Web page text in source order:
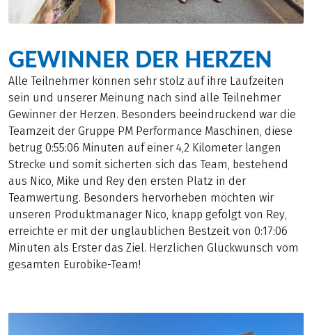
GEWINNER DER HERZEN
Alle Teilnehmer können sehr stolz auf ihre Laufzeiten
sein und unserer Meinung nach sind alle Teilnehmer
Gewinner der Herzen. Besonders beeindruckend war die
Teamzeit der Gruppe PM Performance Maschinen, diese
betrug 0:55:06 Minuten auf einer 4,2 Kilometer langen
Strecke und somit sicherten sich das Team, bestehend
aus Nico, Mike und Rey den ersten Platz in der
Teamwertung. Besonders hervorheben möchten wir
unseren Produktmanager Nico, knapp gefolgt von Rey,
erreichte er mit der unglaublichen Bestzeit von 0:17:06
Minuten als Erster das Ziel. Herzlichen Glückwunsch vom
gesamten Eurobike-Team!